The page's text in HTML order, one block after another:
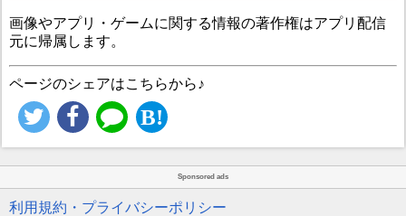
画像やアプリ・ゲームに関する情報の著作権はアプリ配信
元に帰属します。
ページのシェアはこちらから♪
Sponsored ads
利用規約・プライバシーポリシー